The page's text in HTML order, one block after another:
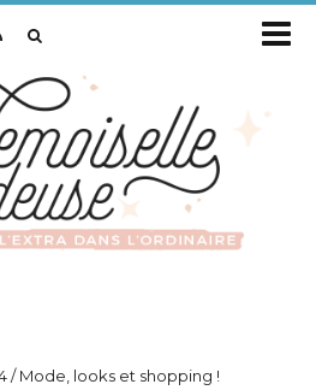
Mode, looks et shopping !